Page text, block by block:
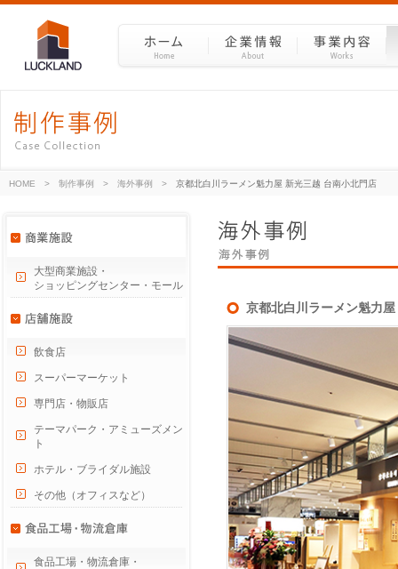
HOME > 制作事例 > 海外事例 > 京都北白川ラーメン魁力屋 新光三越 台南小北門店
京都北白川ラーメン魁力
大型商業施設・
ショッピングセンター・モール
飲食店
スーパーマーケット
専門店・物販店
テーマパーク・アミューズメン
ト
ホテル・ブライダル施設
その他（オフィスなど）
食品工場・物流倉庫・